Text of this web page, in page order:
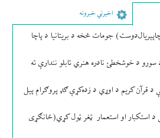
اخیرني خبرونه
جومات څخه د بریتانیا د پاچا
د خوشخطئ نادره هنري تابلو نندارې ته
د قرآن کریم د اوړي د زده‌کړې ګډ پروګرام پیل
د استکبار او استعمار ټغر ټول کړي(ځانګړی